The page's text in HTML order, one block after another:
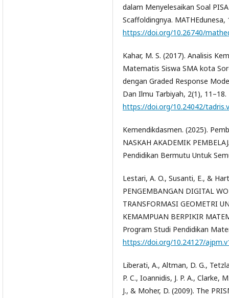
dalam Menyelesaikan Soal
Scaffoldingnya. MATHEdunesa,
https://doi.org/10.26740/
Kahar, M. S. (2017). Analisis
Matematis Siswa SMA kota
dengan Graded Response
Dan Ilmu Tarbiyah, 2(1), 11–18.
https://doi.org/10.24042/
Kemendikdasmen. (2025).
NASKAH AKADEMIK
Pendidikan Bermutu Untuk
Lestari, A. O., Susanti, E., &
PENGEMBANGAN DIGITAL
TRANSFORMASI GEOMETRI
KEMAMPUAN BERPIKIR
Program Studi Pendidikan
https://doi.org/10.24127/
Liberati, A., Altman, D. G.,
P. C., Ioannidis, J. P. A., Clarke,
J., & Moher, D. (2009). The